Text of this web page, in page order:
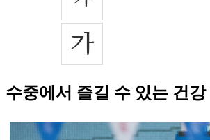
수중에서 즐길 수 있는 건